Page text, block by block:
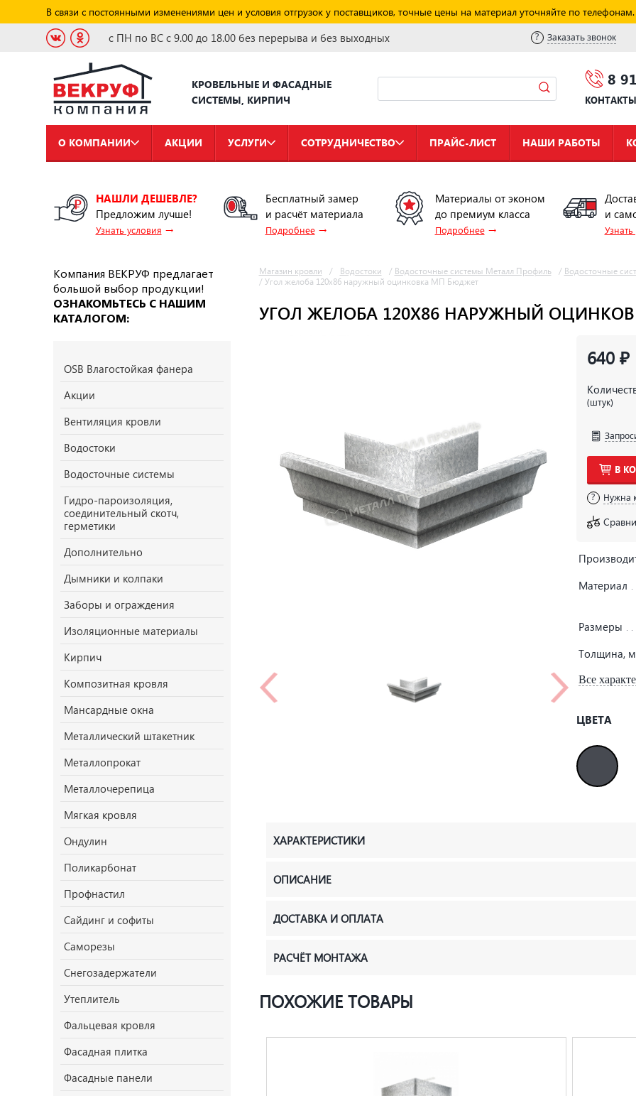
В связи с постоянными изменениями цен и условия отгрузок у поставщиков, точные цены на материал уточняйте по телефонам.
с ПН по ВС с 9.00 до 18.00 без перерыва и без выходных Заказать звонок
КРОВЕЛЬНЫЕ И ФАСАДНЫЕ
СИСТЕМЫ, КИРПИЧ
8
О КОМПАНИИ АКЦИИ УСЛУГИ СОТРУДНИЧЕСТВО ПРАЙС-ЛИСТ НАШИ РАБОТЫ
НАШЛИ ДЕШЕВЛЕ?
Предложим лучше!
Узнать условия →
Бесплатный замер
и расчёт материала
Подробнее→
Материалы от эконом
до премиум класса
Подробнее→
и
Компания ВЕКРУФ предлагает
большой выбор продукции!
ОЗНАКОМЬТЕСЬ С НАШИМ
КАТАЛОГОМ:
OSB Влагостойкая фанера
Акции
Вентиляция кровли
Водостоки
Водосточные системы
Гидро-пароизоляция,
соединительный скотч,
герметики
Дополнительно
Дымники и колпаки
Заборы и ограждения
Изоляционные материалы
Кирпич
Композитная кровля
Мансардные окна
Металлический штакетник
Металлопрокат
Металлочерепица
Мягкая кровля
Ондулин
Поликарбонат
Профнастил
Сайдинг и софиты
Саморезы
Снегозадержатели
Утеплитель
Фальцевая кровля
Фасадная плитка
Фасадные панели
Магазин кровли / Водостоки / Водосточные системы Металл Профиль / Водосточные
/ Угол желоба 120х86 наружный оцинковка МП Бюджет
УГОЛ ЖЕЛОБА 120Х86 НАРУЖНЫЙ
640 ₽
(штук)
В
Нужна
Материал
Размеры
Толщина,
Все
ЦВЕТА
ХАРАКТЕРИСТИКИ
ОПИСАНИЕ
ДОСТАВКА И ОПЛАТА
РАСЧЁТ МОНТАЖА
ПОХОЖИЕ ТОВАРЫ